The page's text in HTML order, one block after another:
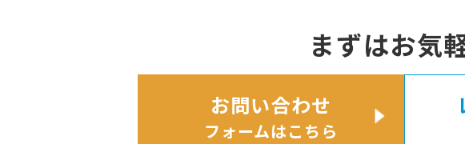
まずはお気
お問い合わせ
フォームはこちら